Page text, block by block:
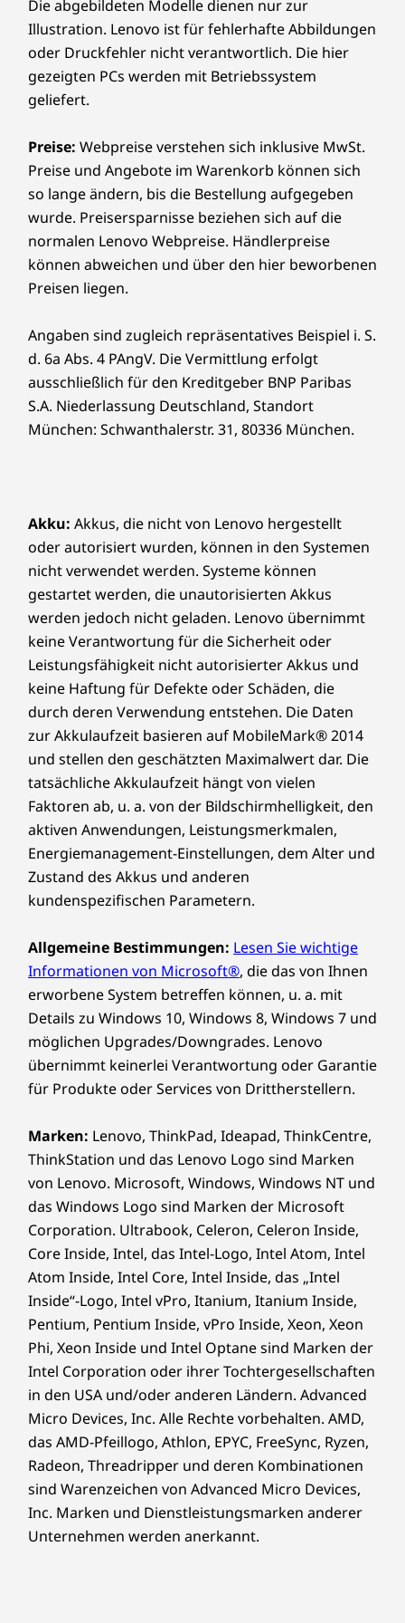
Mit Blick auf morgen
Consumer Content (PCC) recycelten Acrylnitril-
Butadien-Styrol-Kunststoffen (ABS). Das
Verpackungskissen besteht zu 90 % aus Post-
Industry Content (PIC) recyceltem
expandierten Polyethylen (EPE) und zu
30 % aus ozeangebundenen Kunststoffen in
ENERGY STAR ®
8.0 und TCO 9.0 die
Energiekosten.
Geräteübergreifende Interaktion für das
Multitasking
Interaktion für das
Multitasking
Bringen Sie die geräteübergreifende
Zusammenarbeit mit der Smart Connect App
auf die nächste Stufe – synchronisieren Sie
Präsentationen während der Meetings
Tablets. Verbinden Sie Ihren Desktop mit
mehreren Peripheriegeräten über
verschiedene Anschlüsse, das optionale Smart
Cable und Erweiterungssteckplätze wie einen
3-in-1-Kartenleser, seriell, parallel, PS2 usw., um
die Betriebsabläufe noch weiter zu optimieren.
Erschließen Sie
grenzenloses
Interner Schacht:
3,5"-Festplatte
Optional: 2,5"-Festplatte
Optional: Flaches optisches Laufwerk (ODD),
Lesen/Schreiben
Die Übertragungsgeschwindigkeiten am USB-Anschluss sind ungefähre Angaben und hängen von vielen
Faktoren ab, z. B. von der Verarbeitungsfähigkeit der Host-/Peripheriegeräte, den Dateiattributen, der
Systemkonfiguration und der Betriebsumgebung; die tatsächlichen Geschwindigkeiten variieren und
können geringer sein als erwartet.
WLAN
Intel ®AX201 WiFi 6E*
Bluetooth®5.2
*Die Möglichkeit des Wi-Fi-6E-Betriebs mit 6 GHz hängt von der Unterstützung des
Betriebssystems, von Routern/APs/Gateways, die Wi-Fi 6E unterstützen, sowie von
Design
Display
Unterstützt bis zu 3 unabhängige Monitore
Gehäusevolumen
13,6 l
Abmessungen (H x B x T)
34,0 cm x 14,5 cm x 29,4 cm
Gewicht
Ab 5,6 kg
Farbe
Black
Nachhaltigkeit
Material
Gehäuse:
85 % Post-Consumer Content (PCC) recycelte
Acrylnitril-Butadien-Styrol-Kunststoffe (ABS)
Verpackung:
90 % Post-Industry Content (PIC) recyceltes
expandiertes Polyethylen (EPE) im Polsterkissen
30 % Ozeangebundener Kunststoff (OBP) in der
Gerätetasche verwendet
Kartonage von Forest Stewardship Council
(FSC) zertifiziert
Zertifizierungen/Registrierungen
ENERGY STAR® 8.0
EPEAT
®Gold*
Forest Stewardship Council (FSC)
RoHS
TÜV Ultra Low Noise
TCO 9.0
*Den Registrierungsstatus für einzelne Länder finden Sie unter
12-Ethernet (RJ45)
13-Optional: Erweiterungskartensteckplätze
15-Optional: Erweiterungskartensteckplätze
16-Schlaufe für Gehäuseschloss
Vergleichen
Bis zu 2 TB M.2
2280 Gen4
Performance-SSD
Vergleichen
Festplatte
1 TB
PCIe Gen
Sämtliches ansehen Desktops und All-in-One-PCs
Die abgebildeten Modelle dienen nur zur
Illustration. Lenovo ist für fehlerhafte Abbildungen
oder Druckfehler nicht verantwortlich. Die hier
gezeigten PCs werden mit Betriebssystem
geliefert.
Preise: Webpreise verstehen sich inklusive MwSt.
Preise und Angebote im Warenkorb können sich
so lange ändern, bis die Bestellung aufgegeben
wurde. Preisersparnisse beziehen sich auf die
normalen Lenovo Webpreise. Händlerpreise
können abweichen und über den hier beworbenen
Preisen liegen.
Angaben sind zugleich repräsentatives Beispiel i. S.
d. 6a Abs. 4 PAngV. Die Vermittlung erfolgt
ausschließlich für den Kreditgeber BNP Paribas
S.A. Niederlassung Deutschland, Standort
München: Schwanthalerstr. 31, 80336 München.
Akku: Akkus, die nicht von Lenovo hergestellt
oder autorisiert wurden, können in den Systemen
nicht verwendet werden. Systeme können
gestartet werden, die unautorisierten Akkus
werden jedoch nicht geladen. Lenovo übernimmt
keine Verantwortung für die Sicherheit oder
Leistungsfähigkeit nicht autorisierter Akkus und
keine Haftung für Defekte oder Schäden, die
durch deren Verwendung entstehen. Die Daten
zur Akkulaufzeit basieren auf MobileMark® 2014
und stellen den geschätzten Maximalwert dar. Die
tatsächliche Akkulaufzeit hängt von vielen
Faktoren ab, u. a. von der Bildschirmhelligkeit, den
aktiven Anwendungen, Leistungsmerkmalen,
Energiemanagement-Einstellungen, dem Alter und
Zustand des Akkus und anderen
kundenspezifischen Parametern.
Allgemeine Bestimmungen: Lesen Sie wichtige
Informationen von Microsoft®, die das von Ihnen
erworbene System betreffen können, u. a. mit
Details zu Windows 10, Windows 8, Windows 7 und
möglichen Upgrades/Downgrades. Lenovo
übernimmt keinerlei Verantwortung oder Garantie
für Produkte oder Services von Drittherstellern.
Marken: Lenovo, ThinkPad, Ideapad, ThinkCentre,
ThinkStation und das Lenovo Logo sind Marken
von Lenovo. Microsoft, Windows, Windows NT und
das Windows Logo sind Marken der Microsoft
Corporation. Ultrabook, Celeron, Celeron Inside,
Core Inside, Intel, das Intel-Logo, Intel Atom, Intel
Atom Inside, Intel Core, Intel Inside, das „Intel
Inside“-Logo, Intel vPro, Itanium, Itanium Inside,
Pentium, Pentium Inside, vPro Inside, Xeon, Xeon
Phi, Xeon Inside und Intel Optane sind Marken der
Intel Corporation oder ihrer Tochtergesellschaften
in den USA und/oder anderen Ländern. Advanced
Micro Devices, Inc. Alle Rechte vorbehalten. AMD,
das AMD-Pfeillogo, Athlon, EPYC, FreeSync, Ryzen,
Radeon, Threadripper und deren Kombinationen
sind Warenzeichen von Advanced Micro Devices,
Inc. Marken und Dienstleistungsmarken anderer
Unternehmen werden anerkannt.